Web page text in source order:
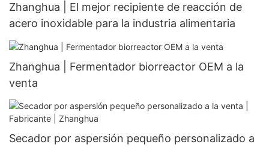
Zhanghua | El mejor recipiente de reacción de
acero inoxidable para la industria alimentaria
Zhanghua | Fermentador biorreactor OEM a la
venta
Secador por aspersión pequeño personalizado a